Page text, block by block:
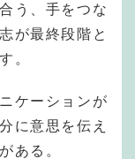
う、手をつな
が最終段階と
。
ケーションが
に意思を伝え
ある。